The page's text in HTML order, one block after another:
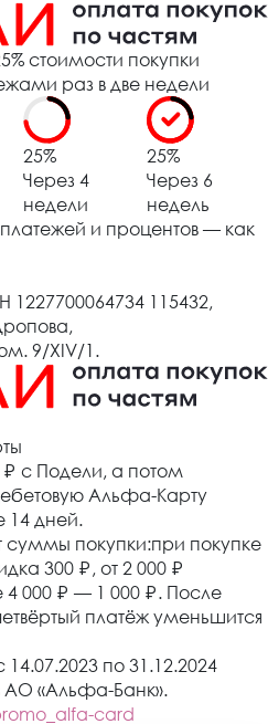
стоимости покупки
раз в две недели
25%
Через 4
недели
25%
Через 6
недель
и процентов — как
115432,
9/XIV/1.
₽ с Подели, а потом
Альфа-Карту
14 дней.
суммы покупки:при покупке
300 ₽ , от 2 000 ₽
4 000 ₽ — 1 000 ₽. После
платёж уменьшится
по 31.12.2024
АО «Альфа-Банк».
card